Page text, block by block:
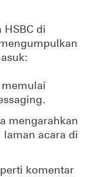
di
mengarahkan
acara di
komentar